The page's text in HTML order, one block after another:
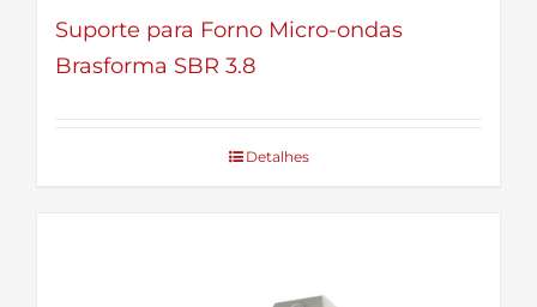
Suporte para Forno Micro-ondas
Brasforma SBR 3.8
Detalhes